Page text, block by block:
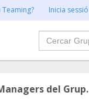
Inicia sessió
Cercar
del Grup.